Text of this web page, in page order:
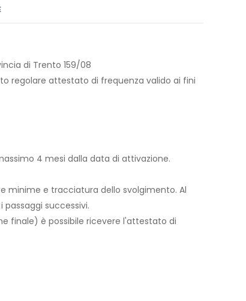
di Trento 159/08
regolare attestato di frequenza valido ai fini
4 mesi dalla data di attivazione.
minime e tracciatura dello svolgimento. Al
successivi.
finale) è possibile ricevere l'attestato di